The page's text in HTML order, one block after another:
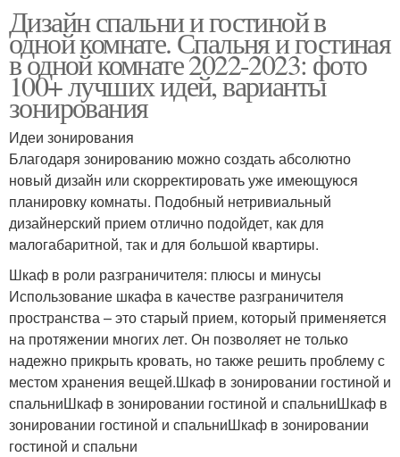
Дизайн спальни и гостиной в
одной комнате. Спальня и гостиная
в одной комнате 2022-2023: фото
100+ лучших идей, варианты
зонирования
Идеи зонирования
Благодаря зонированию можно создать абсолютно
новый дизайн или скорректировать уже имеющуюся
планировку комнаты. Подобный нетривиальный
дизайнерский прием отлично подойдет, как для
малогабаритной, так и для большой квартиры.
Шкаф в роли разграничителя: плюсы и минусы
Использование шкафа в качестве разграничителя
пространства – это старый прием, который применяется
на протяжении многих лет. Он позволяет не только
надежно прикрыть кровать, но также решить проблему с
местом хранения вещей.Шкаф в зонировании гостиной и
спальниШкаф в зонировании гостиной и спальниШкаф в
зонировании гостиной и спальниШкаф в зонировании
гостиной и спальни